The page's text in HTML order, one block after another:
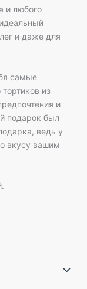
и любого
и даже для
самые
из
и
подарок был
ведь у
вкусу вашим